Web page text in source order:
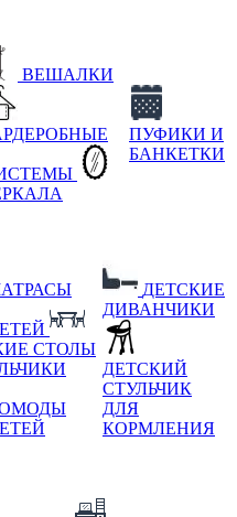
ВЕШАЛКИ
ПУФИКИ И
БАНКЕТКИ
СТОЛЫ
ДЕТСКИЕ
ДИВАНЧИКИ
ДЕТСКИЙ
СТУЛЬЧИК
ДЛЯ
КОРМЛЕНИЯ